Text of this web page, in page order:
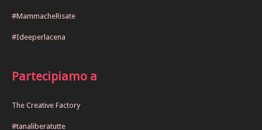
#MammacheRisate
#Ideeperlacena
Partecipiamo a
The Creative Factory
#tanaliberatutte